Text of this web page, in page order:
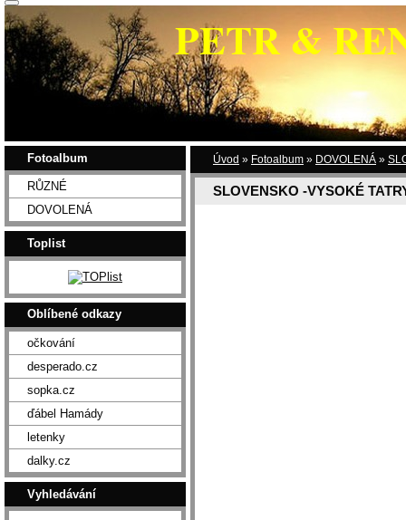
PETR &
Úvod » Fotoalbum » DOVOLENÁ »
SLOVENSKO -VYSOKÉ
Fotoalbum
RŮZNÉ
DOVOLENÁ
Toplist
Oblíbené odkazy
očkování
desperado.cz
sopka.cz
ďábel Hamády
letenky
dalky.cz
Vyhledávání